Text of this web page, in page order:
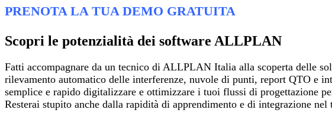
PRENOTA LA TUA DEMO GRATUITA
Scopri le potenzialità dei software ALLPLAN
Fatti accompagnare da un tecnico di ALLPLAN Italia alla scoperta delle
rilevamento automatico delle interferenze, nuvole di punti, report QTO e
semplice e rapido digitalizzare e ottimizzare i tuoi flussi di progettazione
Resterai stupito anche dalla rapidità di apprendimento e di integrazione